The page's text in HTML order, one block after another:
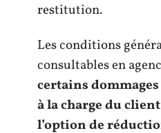
restitution.
Les conditions
consultables en
certains
à la charge du
l’option de